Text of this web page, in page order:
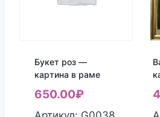
Букет роз —
картина в раме
650.00₽